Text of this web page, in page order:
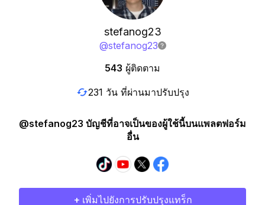
stefanog23
@stefanog23
543 ผู้ติดตาม
231 วัน ที่ผ่านมาปรับปรุง
@stefanog23 บัญชีที่อาจเป็นของผู้ใช้นี้บนแพลตฟอร์ม
อื่น
+ เพิ่มไปยังการปรับปรุงแทร็ก